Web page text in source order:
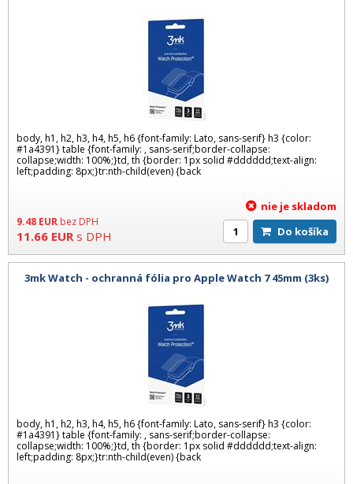
body, h1, h2, h3, h4, h5, h6 {font-family: Lato, sans-serif} h3 {color:
#1a4391} table {font-family: , sans-serif;border-collapse:
collapse;width: 100%;}td, th {border: 1px solid #dddddd;text-align:
left;padding: 8px;}tr:nth-child(even) {back
9.48 EUR bez DPH
11.66 EUR s DPH
nie je skladom
Do košíka
3mk Watch - ochranná fólia pro Apple Watch 7 45mm (3ks)
body, h1, h2, h3, h4, h5, h6 {font-family: Lato, sans-serif} h3 {color:
#1a4391} table {font-family: , sans-serif;border-collapse:
collapse;width: 100%;}td, th {border: 1px solid #dddddd;text-align:
left;padding: 8px;}tr:nth-child(even) {back